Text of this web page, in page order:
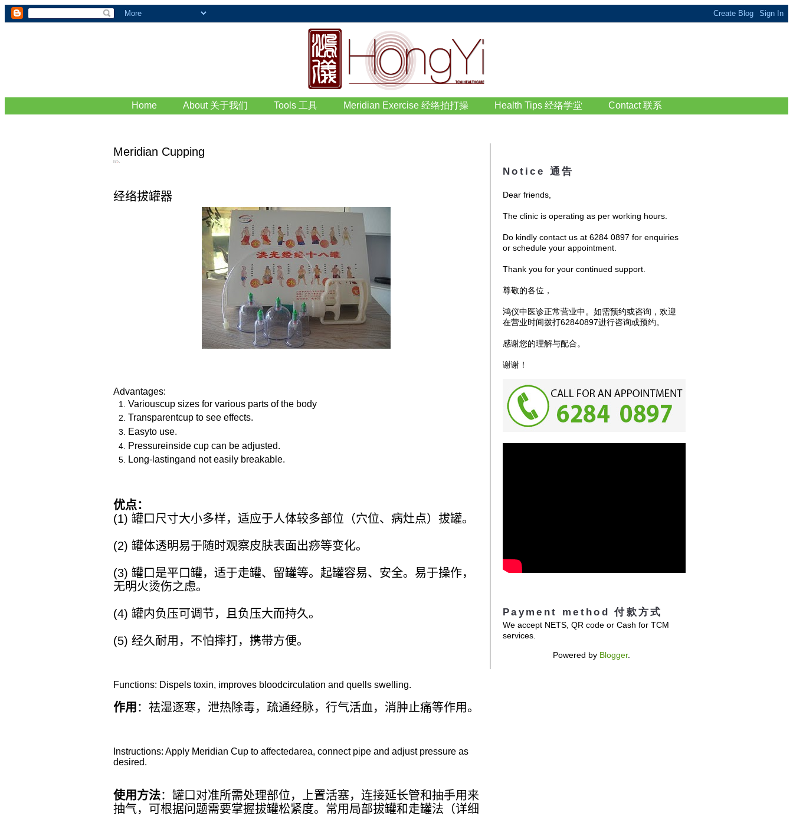
Home About 关于我们 Tools 工具 Meridian Exercise 经络拍打操 Health Tips 经络学堂 Contact 联系
Meridian Cupping
经络拔罐器
Advantages:
Variouscup sizes for various parts of the body
Transparentcup to see effects.
Easyto use.
Pressureinside cup can be adjusted.
Long-lastingand not easily breakable.
优点：
(1) 罐口尺寸大小多样，适应于人体较多部位（穴位、病灶点）拔罐。
(2) 罐体透明易于随时观察皮肤表面出痧等变化。
(3) 罐口是平口罐，适于走罐、留罐等。起罐容易、安全。易于操作，
无明火烫伤之虑。
(4) 罐内负压可调节，且负压大而持久。
(5) 经久耐用，不怕摔打，携带方便。
Functions: Dispels toxin, improves bloodcirculation and quells swelling.
作用 ：祛湿逐寒，泄热除毒，疏通经脉，行气活血，消肿止痛等作用。
Instructions: Apply Meridian Cup to affectedarea, connect pipe and adjust pressure as
desired.
使用方法： 罐口对准所需处理部位，上置活塞，连接延长管和抽手用来
抽气，可根据问题需要掌握拔罐松紧度。常用局部拔罐和走罐法（详细
Notice 通告
Dear friends,
The clinic is operating as per working hours.
Do kindly contact us at 6284 0897 for enquiries
or schedule your appointment.
Thank you for your continued support.
尊敬的各位，
鸿仪中医诊正常营业中。如需预约或咨询，欢迎
在营业时间拨打62840897进行咨询或预约。
感谢您的理解与配合。
谢谢！
Payment method 付款方式
We accept NETS, QR code or Cash for TCM
services.
Powered by Blogger.